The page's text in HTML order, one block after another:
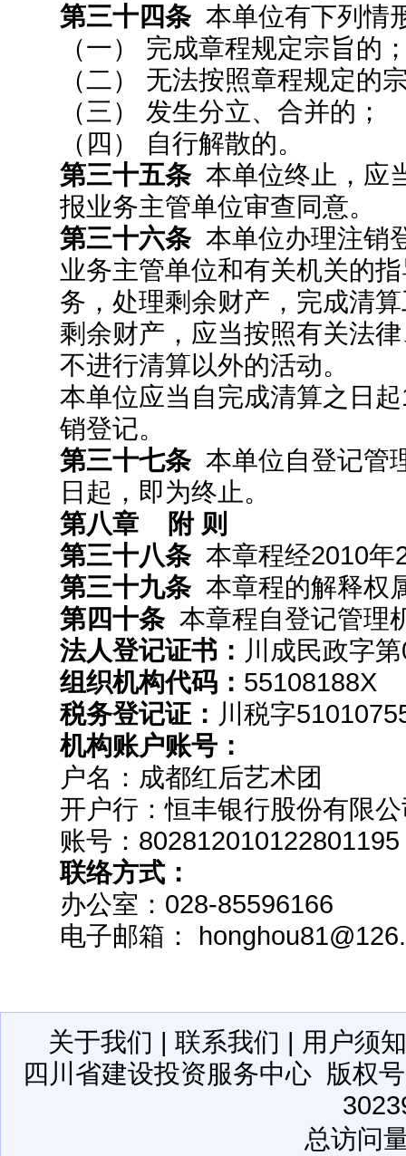
第三十四条 本单位有下列情
（一） 完成章程规定宗旨的
（二） 无法按照章程规定的
（三） 发生分立、合并的；
（四） 自行解散的。
第三十五条 本单位终止，应
报业务主管单位审查同意。
第三十六条 本单位办理注销
业务主管单位和有关机关的
务，处理剩余财产，完成清
剩余财产，应当按照有关法
不进行清算以外的活动。
本单位应当自完成清算之日
销登记。
第三十七条 本单位自登记管
日起，即为终止。
第八章 附 则
第三十八条 本章程经2010年
第三十九条 本章程的解释权
第四十条 本章程自登记管理
法人登记证书： 川成民政字
组织机构代码： 55108188X
税务登记证： 川税字
机构账户账号：
户名：成都红后艺术团
开户行：恒丰银行股份有限
账号：802812010122801195
联络方式：
办公室：028-85596166
电子邮箱：
关于我们 | 联系我们 | 用户须知
四川省建设投资服务中心版权号
总访问